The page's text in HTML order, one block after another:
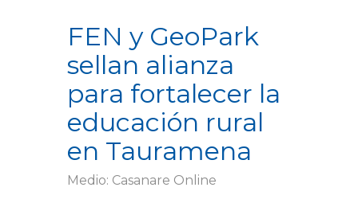
FEN y GeoPark
sellan alianza
para fortalecer la
educación rural
en Tauramena
Medio: Casanare Online